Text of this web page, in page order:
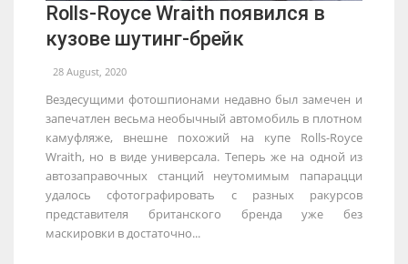
Rolls-Royce Wraith появился в
кузове шутинг-брейк
28 August, 2020
Вездесущими фотошпионами недавно был замечен и
запечатлен весьма необычный автомобиль в плотном
камуфляже, внешне похожий на купе Rolls-Royce
Wraith, но в виде универсала. Теперь же на одной из
автозаправочных станций неутомимым папарацци
удалось сфотографировать с разных ракурсов
представителя британского бренда уже без
маскировки в достаточно...